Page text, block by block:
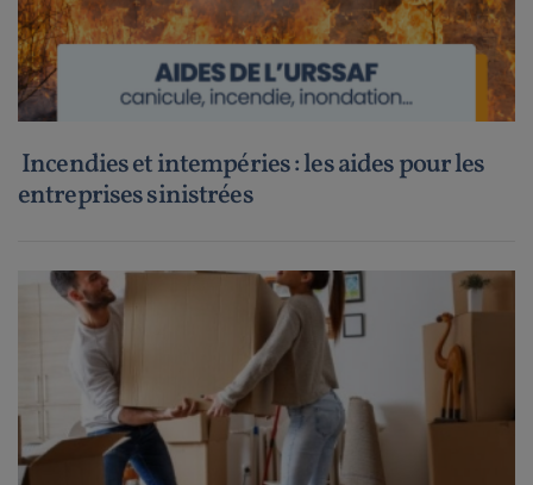
Incendies et intempéries : les aides pour les
entreprises sinistrées